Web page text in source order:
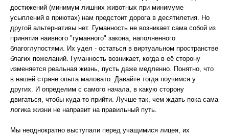
достижений (минимум лишних животных при минимуме
усыплений в приютах) нам предстоит дорога в десятилетия. Но
другой альтернативы нет. Гуманность не возникает сама собой из
принятия наивного "гуманного" закона, наполненного
благоглупостями. Их удел - остаться в виртуальном пространстве
благих пожеланий. Гуманность возникает, когда в её сторону
изменяется реальная жизнь, пусть даже медленно. Понятно, что
в нашей стране опыта маловато. Давайте тогда поучимся у
других. И определим с самого начала, в какую сторону
двигаться, чтобы куда-то прийти. Лучше так, чем ждать пока сама
логика жизни не направит на правильный путь.
Мы неоднократно выступали перед учащимися лицея, их